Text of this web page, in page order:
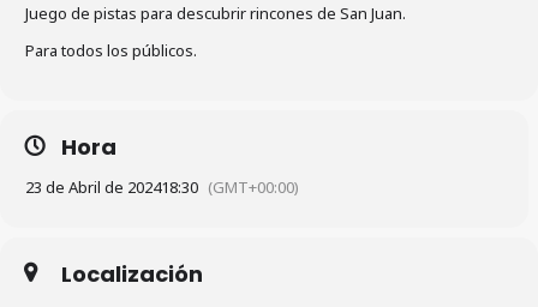
Juego de pistas para descubrir rincones de San Juan.
Para todos los públicos.
Hora
23 de Abril de 202418:30 (GMT+00:00)
Localización